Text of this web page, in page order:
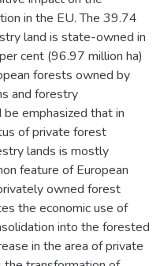
in the EU. The 39.74
land is state-owned in
cent (96.97 million ha)
forests owned by
and forestry
emphasized that in
of private forest
lands is mostly
feature of European
owned forest
the economic use of
into the forested
in the area of private